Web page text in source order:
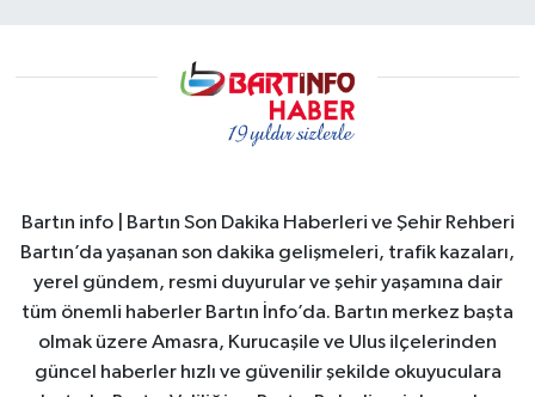
Bartın info | Bartın Son Dakika Haberleri ve Şehir Rehberi
Bartın’da yaşanan son dakika gelişmeleri, trafik kazaları,
yerel gündem, resmi duyurular ve şehir yaşamına dair
tüm önemli haberler Bartın İnfo’da. Bartın merkez başta
olmak üzere Amasra, Kurucaşile ve Ulus ilçelerinden
güncel haberler hızlı ve güvenilir şekilde okuyuculara